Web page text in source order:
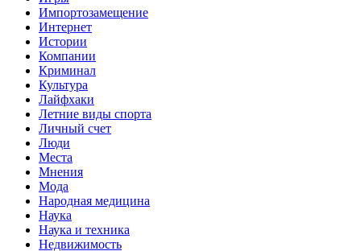
Импортозамещение
Интернет
Истории
Компании
Криминал
Культура
Лайфхаки
Летние виды спорта
Личный счет
Люди
Места
Мнения
Мода
Народная медицина
Наука
Наука и техника
Недвижимость